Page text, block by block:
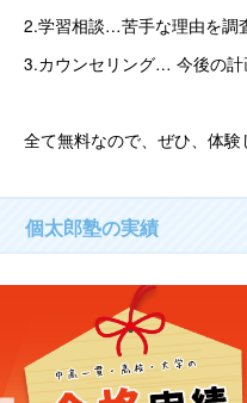
2.学習相談…苦手な理由を調
3.カウンセリング… 今後の計
全て無料なので、ぜひ、体験
個太郎塾の実績